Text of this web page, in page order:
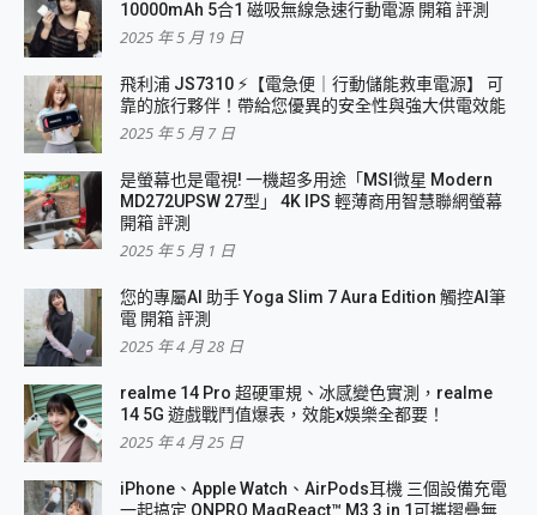
10000mAh 5合1 磁吸無線急速行動電源 開箱 評測
2025 年 5 月 19 日
飛利浦 JS7310 ⚡【電急便｜行動儲能救車電源】 可
靠的旅行夥伴！帶給您優異的安全性與強大供電效能
2025 年 5 月 7 日
是螢幕也是電視! 一機超多用途「MSI微星 Modern
MD272UPSW 27型」 4K IPS 輕薄商用智慧聯網螢幕
開箱 評測
2025 年 5 月 1 日
您的專屬AI 助手 Yoga Slim 7 Aura Edition 觸控AI筆
電 開箱 評測
2025 年 4 月 28 日
realme 14 Pro 超硬軍規、冰感變色實測，realme
14 5G 遊戲戰鬥值爆表，效能x娛樂全都要！
2025 年 4 月 25 日
iPhone、Apple Watch、AirPods耳機 三個設備充電
一起搞定 ONPRO MagReact™ M3 3 in 1可攜摺疊無